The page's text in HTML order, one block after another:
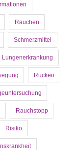
Rauchen
Schmerzmittel
Lungenerkrankung
Rücken
Rauchstopp
Risiko